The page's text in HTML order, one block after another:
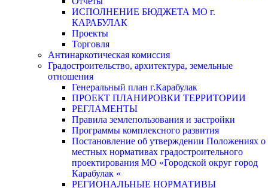
ИСПОЛНЕНИЕ БЮДЖЕТА МО г.
КАРАБУЛАК
Проекты
Торговля
Антинаркотическая комиссия
Градостроительство, архитектура, земельные
отношения
Генеральный план г.Карабулак
ПРОЕКТ ПЛАНИРОВКИ ТЕРРИТОРИИ
РЕГЛАМЕНТЫ
Правила землепользования и застройки
Программы комплексного развития
Постановление об утверждении Положениях о
местных нормативах градостроительного
проектирования МО «Городской округ город
Карабулак «
РЕГИОНАЛЬНЫЕ НОРМАТИВЫ